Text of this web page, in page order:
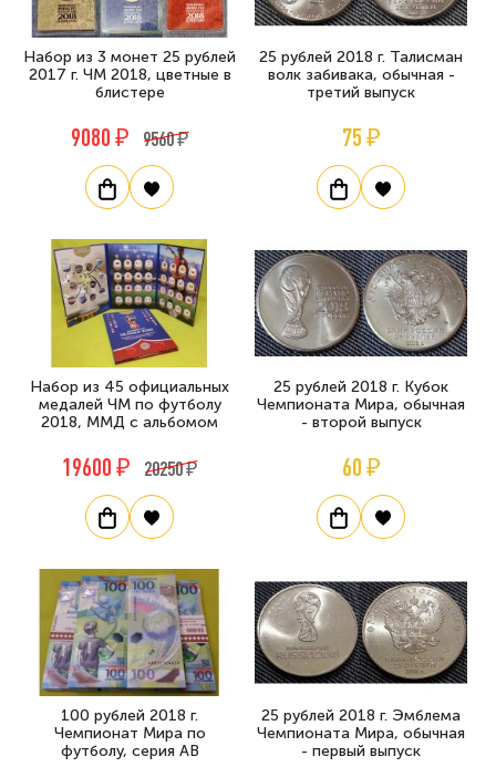
Набор из 3 монет 25 рублей
2017 г. ЧМ 2018, цветные в
блистере
9080 ₽ 9560 ₽
25 рублей 2018 г. Талисман
волк забивака, обычная -
третий выпуск
75 ₽
Набор из 45 официальных
медалей ЧМ по футболу
2018, ММД с альбомом
19600 ₽ 20250 ₽
25 рублей 2018 г. Кубок
Чемпионата Мира, обычная
- второй выпуск
60 ₽
100 рублей 2018 г.
Чемпионат Мира по
футболу, серия АВ
25 рублей 2018 г. Эмблема
Чемпионата Мира, обычная
- первый выпуск